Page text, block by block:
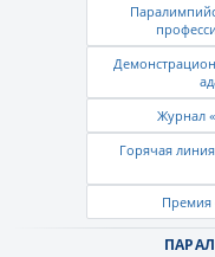
Журнал
Горячая
Премия